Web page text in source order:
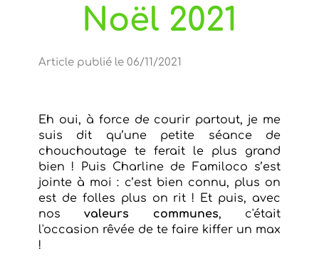
Noël 2021
Article publié le 06/11/2021
Eh oui, à force de courir partout, je me
suis dit qu’une petite séance de
chouchoutage te ferait le plus grand
bien ! Puis Charline de Familoco s’est
jointe à moi : c’est bien connu, plus on
est de folles plus on rit ! Et puis, avec
nosvaleurs communes, c'était
l'occasion rêvée de te faire kiffer un max
!